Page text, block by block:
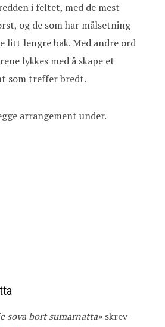
i feltet, med de mest
og de som har målsetning
litt lengre bak. Med andre ord
lykkes med å skape et
som treffer bredt.
arrangement under.
sovabort sumarnatta» skrev